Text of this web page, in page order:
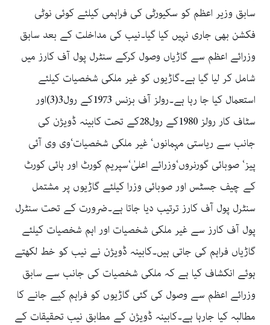
سابق وزیر اعظم کو سکیورٹی کی فراہمی کیلئے کوئی نوٹی
فکشن بھی جاری نہیں کیا گیا۔نیب کی مداخلت کے بعد سابق
وزرائے اعظم سے گاڑیاں وصول کرکے سنٹرل پول آف کارز میں
شامل کر لیا گیا ہے۔گاڑیوں کو غیر ملکی شخصیات کیلئے
استعمال کیا جا رہا ہے۔رولز آف بزنس 1973کے رول3(3)اور
سٹاف کار رولز 1980کے رول28کے تحت کابینہ ڈویژن کی
جانب سے ریاستی مہمانوں‘ غیر ملکی شخصیات‘وی وی آئی
پیز‘ صوبائی گورنروں‘وزرائے اعلیٰ‘سپریم کورٹ اور ہائی کورٹ
کے چیف جسٹس اور صوبائی وزرا کیلئے گاڑیوں پر مشتمل
سنٹرل پول آف کارز ترتیب دیا جاتا ہے۔ضرورت کے تحت سنٹرل
پول آف کارز سے غیر ملکی شخصیات اور اہم شخصیات کیلئے
گاڑیاں فراہم کی جاتی ہیں۔کابینہ ڈویژن نے نیب کو خط لکھتے
ہوئے انکشاف کیا ہے کہ ملکی شخصیات کی جانب سے سابق
وزرائے اعظم سے وصول کی گئی گاڑیوں کو فراہم کیے جانے کا
مطالبہ کیا جارہا ہے۔کابینہ ڈویژن کے مطابق نیب تحقیقات کے